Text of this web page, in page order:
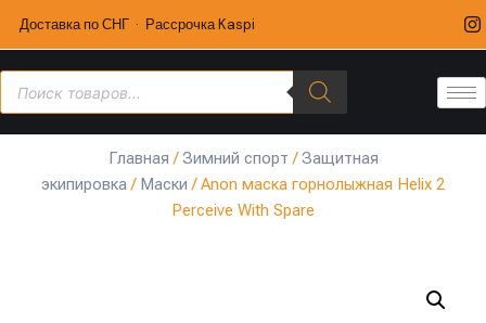
Доставка по СНГ · Рассрочка Kaspi
Главная /Зимний спорт /Защитная
экипировка/ Маски / Anon маска горнолыжная Helix 2
Perceive With Spare